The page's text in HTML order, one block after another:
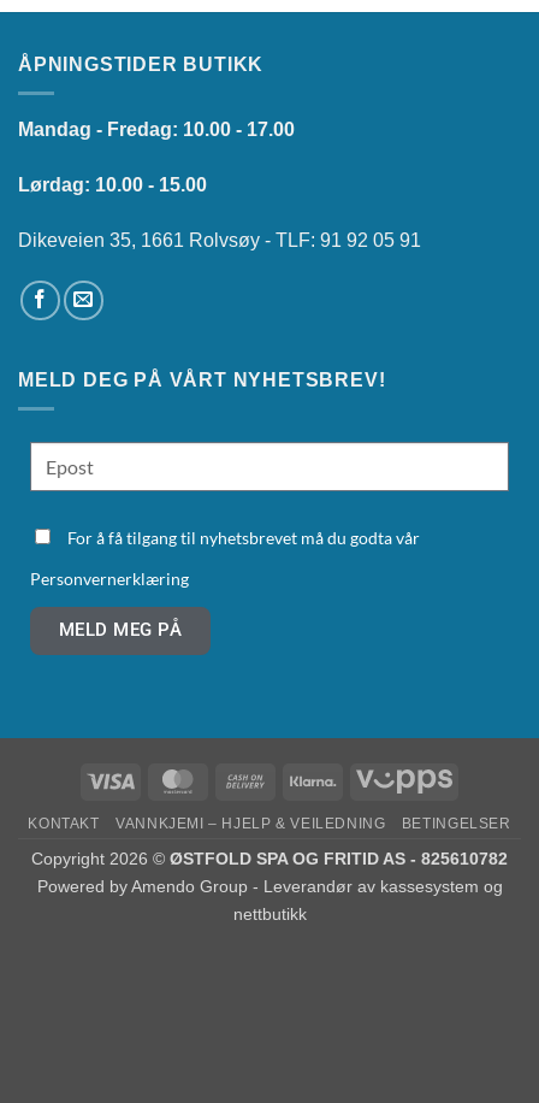
ÅPNINGSTIDER BUTIKK
Mandag - Fredag: 10.00 - 17.00
Lørdag: 10.00 - 15.00
Dikeveien 35, 1661 Rolvsøy - TLF: 91 92 05 91
MELD DEG PÅ VÅRT NYHETSBREV!
For å få tilgang til nyhetsbrevet må du godta vår
Personvernerklæring
MELD MEG PÅ
KONTAKT VANNKJEMI – HJELP & VEILEDNING BETINGELSER
Copyright 2026 © ØSTFOLD SPA OG FRITID AS - 825610782
Powered byAmendo Group - Leverandør av kassesystem og
nettbutikk